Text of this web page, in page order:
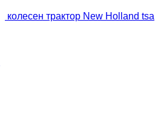
колесен трактор New Holland tsa